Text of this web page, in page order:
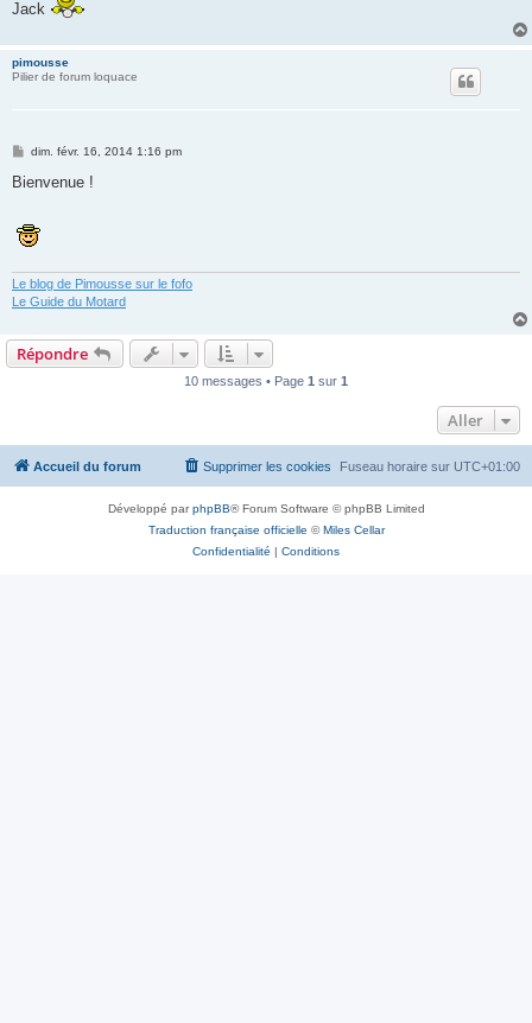
Jack
pimousse
Pilier de forum loquace
M
s
g
e
dim. févr. 16, 2014 1:16 pm
Bienvenue !
Le blog de Pimousse sur le fofo
Le Guide du Motard
Répondre
10 messages • Page 1 sur 1
Aller
Accueil du forum Fuseau horaire sur UTC+01:00
Supprimer les cookies
Développé parphpBB® Forum Software © phpBB Limited
Traduction française officielle ©Miles Cellar
Confidentialité | Conditions